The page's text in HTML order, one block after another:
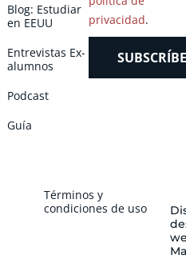
Blog: Estudiar
en EEUU
Entrevistas Ex-
alumnos
Podcast
Guía
privacidad.
Términos y
condiciones de uso